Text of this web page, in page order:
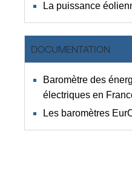
La puissance
DOCUMENTATION
Baromètre des
électriques en
Les baromètres